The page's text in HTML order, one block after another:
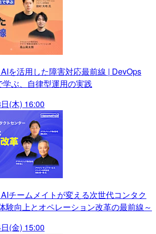
AIを活用した障害対応最前線 | DevOps
ぶ、自律型運用の実践
(木) 16:00
AIチームメイトが変える次世代コンタク
験向上とオペレーション改革の最前線～
(金) 15:00